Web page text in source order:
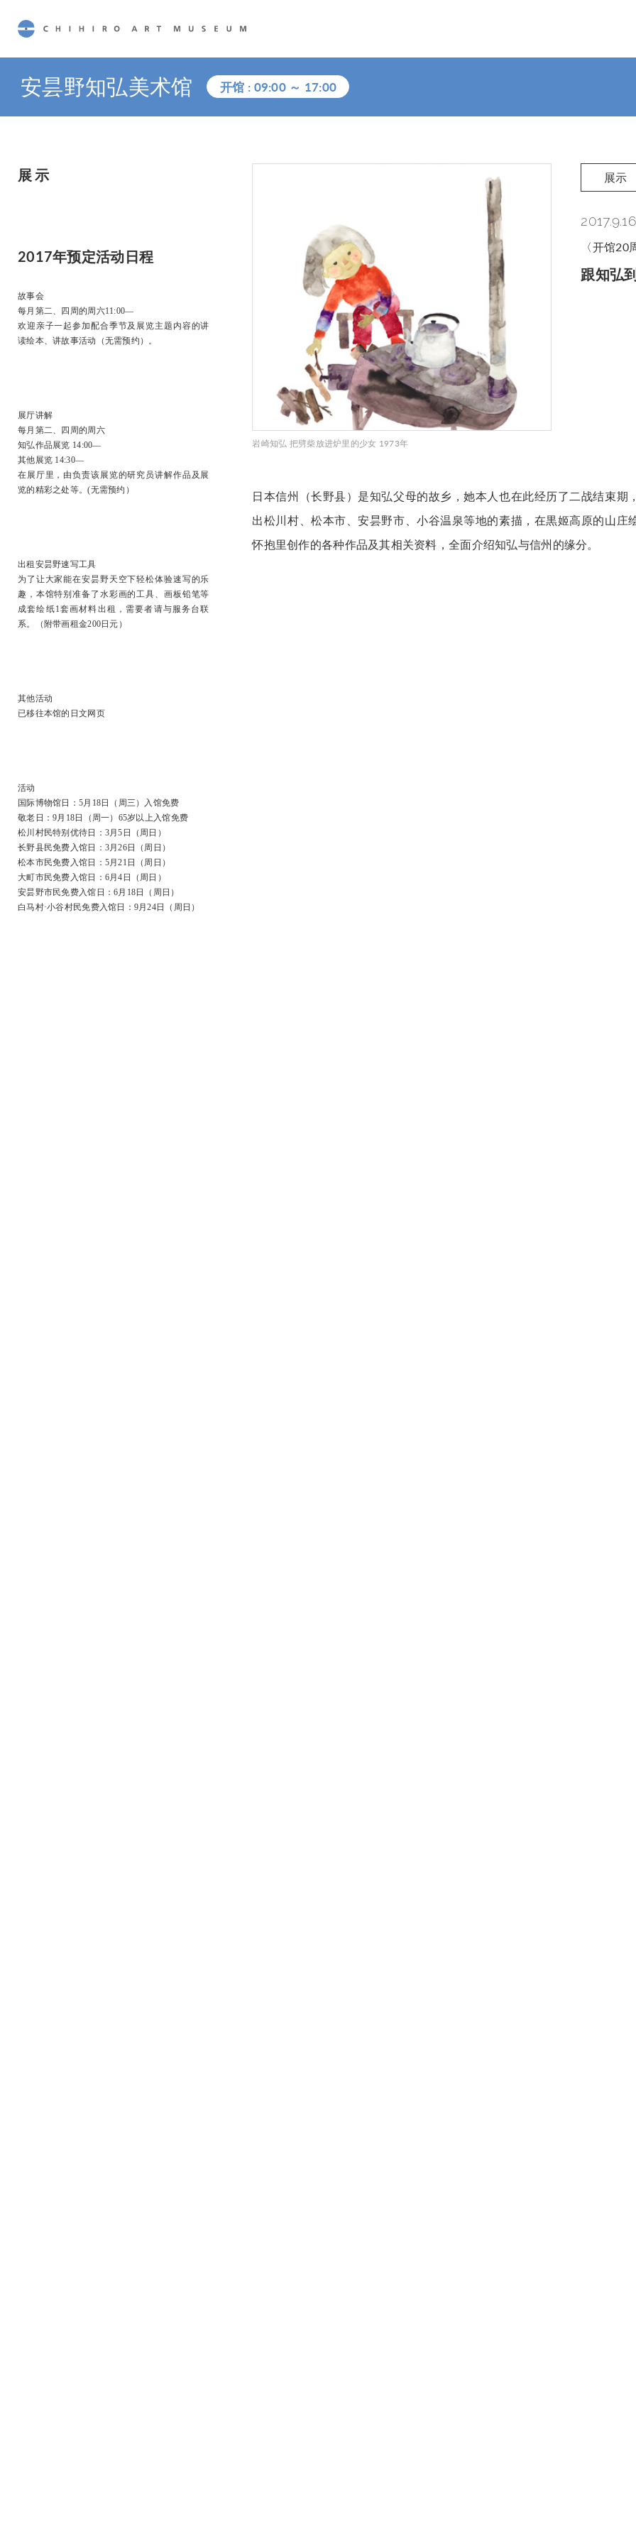
安昙野知弘美术馆 开馆 : 09:00 ～ 17:00
岩崎知弘 把劈柴放进炉里的少女 1973年
展示
〈开馆20
跟知弘
日本信州（长野县）是知弘父母的故乡，她本人也在此经历了二战结束期
出松川村、松本市、安昙野市、小谷温泉等地的素描，在黒姬高原的山庄
怀抱里创作的各种作品及其相关资料，全面介绍知弘与信州的缘分。
展示
2017年预定活动日程
故事会
每月第二、四周的周六11:00―
欢迎亲子一起参加配合季节及展览主题内容的讲
读绘本、讲故事活动（无需预约）。
展厅讲解
每月第二、四周的周六
知弘作品展览 14:00―
其他展览 14:30―
在展厅里，由负责该展览的研究员讲解作品及展
览的精彩之处等。(无需预约）
出租安昙野速写工具
为了让大家能在安昙野天空下轻松体验速写的乐
趣，本馆特别准备了水彩画的工具、画板铅笔等
成套绘纸1套画材料出租，需要者请与服务台联
系。（附带画租金200日元）
其他活动
已移往本馆的日文网页
活动
国际博物馆日：5月18日（周三）入馆免费
敬老日：9月18日（周一）65岁以上入馆免费
松川村民特别优待日：3月5日（周日）
长野县民免费入馆日：3月26日（周日）
松本市民免费入馆日：5月21日（周日）
大町市民免费入馆日：6月4日（周日）
安昙野市民免费入馆日：6月18日（周日）
白马村·小谷村民免费入馆日：9月24日（周日）